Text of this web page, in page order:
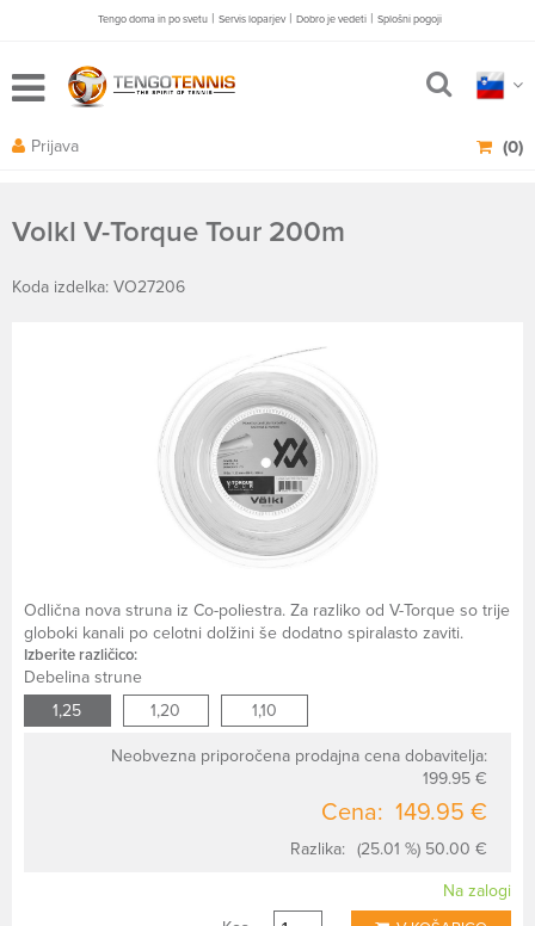
Tengo doma in po svetu | Servis loparjev | Dobro je vedeti | Splošni pogoji
(0)
Prijava
Volkl V-Torque Tour 200m
Koda izdelka: VO27206
Odlična nova struna iz Co-poliestra. Za razliko od V-Torque so trije
globoki kanali po celotni dolžini še dodatno spiralasto zaviti.
Izberite različico:
Debelina strune
1,25
1,20 1,10
Neobvezna priporočena prodajna cena dobavitelja:
199.95 €
Cena: 149.95 €
Razlika: (25.01 %) 50.00 €
Na zalogi